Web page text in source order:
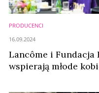
PRODUCENCI
Lancôme i Fundacja
wspierają młode
16.09.2024